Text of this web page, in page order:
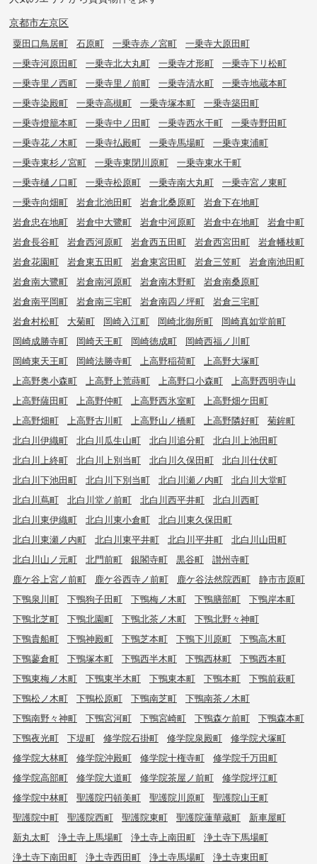
京都市左京区
粟田口鳥居町 石原町 一乗寺赤ノ宮町
一乗寺大原田町
一乗寺河原田町
一乗寺北大丸町 一乗寺才形町
一乗寺下リ松町
一乗寺里ノ西町
一乗寺里ノ前町 一乗寺清水町
一乗寺地蔵本町
一乗寺染殿町
一乗寺高槻町 一乗寺塚本町
一乗寺築田町
一乗寺燈籠本町
一乗寺中ノ田町 一乗寺西水干町
一乗寺野田町
一乗寺花ノ木町
一乗寺払殿町 一乗寺馬場町
一乗寺東浦町
一乗寺東杉ノ宮町
一乗寺東閉川原町
一乗寺東水干町
一乗寺樋ノ口町
一乗寺松原町 一乗寺南大丸町
一乗寺宮ノ東町
一乗寺向畑町
岩倉北池田町 岩倉北桑原町
岩倉下在地町
岩倉忠在地町
岩倉中大鷺町 岩倉中河原町 岩倉中在地町
岩倉中町
岩倉長谷町
岩倉西河原町 岩倉西五田町 岩倉西宮田町
岩倉幡枝町
岩倉花園町
岩倉東五田町 岩倉東宮田町 岩倉三笠町
岩倉南池田町
岩倉南大鷺町
岩倉南河原町 岩倉南木野町
岩倉南桑原町
岩倉南平岡町
岩倉南三宅町 岩倉南四ノ坪町
岩倉三宅町
岩倉村松町
大菊町 岡崎入江町 岡崎北御所町
岡崎真如堂前町
岡崎成勝寺町
岡崎天王町 岡崎徳成町
岡崎西福ノ川町
岡崎東天王町
岡崎法勝寺町 上高野稲荷町
上高野大塚町
上高野奥小森町
上高野上荒蒔町 上高野口小森町
上高野西明寺山
上高野薩田町
上高野仲町 上高野西氷室町
上高野畑ケ田町
上高野畑町
上高野古川町 上高野山ノ橋町 上高野隣好町
菊鉾町
北白川伊織町
北白川瓜生山町 北白川追分町
北白川上池田町
北白川上終町
北白川上別当町 北白川久保田町
北白川仕伏町
北白川下池田町
北白川下別当町 北白川瀬ノ内町
北白川大堂町
北白川蔦町
北白川堂ノ前町 北白川西平井町
北白川西町
北白川東伊織町
北白川東小倉町
北白川東久保田町
北白川東瀬ノ内町
北白川東平井町 北白川平井町
北白川山田町
北白川山ノ元町
北門前町 銀閣寺町 黒谷町
讃州寺町
鹿ケ谷上宮ノ前町
鹿ケ谷西寺ノ前町 鹿ケ谷法然院西町
静市市原町
下鴨泉川町
下鴨狗子田町 下鴨梅ノ木町 下鴨膳部町
下鴨岸本町
下鴨北芝町
下鴨北園町 下鴨北茶ノ木町
下鴨北野々神町
下鴨貴船町
下鴨神殿町 下鴨芝本町 下鴨下川原町
下鴨高木町
下鴨蓼倉町
下鴨塚本町 下鴨西半木町 下鴨西林町
下鴨西本町
下鴨東梅ノ木町
下鴨東半木町 下鴨東本町 下鴨本町
下鴨前萩町
下鴨松ノ木町
下鴨松原町 下鴨南芝町
下鴨南茶ノ木町
下鴨南野々神町
下鴨宮河町 下鴨宮崎町 下鴨森ケ前町
下鴨森本町
下鴨夜光町
下堤町 修学院石掛町 修学院泉殿町
修学院犬塚町
修学院大林町
修学院沖殿町 修学院十権寺町
修学院千万田町
修学院高部町
修学院大道町 修学院茶屋ノ前町
修学院坪江町
修学院中林町
聖護院円頓美町 聖護院川原町
聖護院山王町
聖護院中町
聖護院西町 聖護院東町 聖護院蓮華蔵町
新車屋町
新丸太町
浄土寺上馬場町 浄土寺上南田町
浄土寺下馬場町
浄土寺下南田町
浄土寺西田町 浄土寺馬場町
浄土寺東田町